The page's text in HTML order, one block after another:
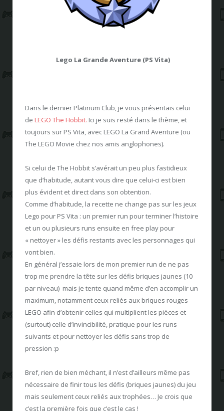
Lego La Grande Aventure (PS Vita)
Dans le dernier Platinum Club, je vous présentais celui
de LEGO The Hobbit. Ici je suis resté dans le thème, et
toujours sur PS Vita, avec LEGO La Grand Aventure (ou
The LEGO Movie chez nos amis anglophones).
Si celui de The Hobbit s’avérait un peu plus fastidieux
que d’habitude, autant vous dire que celui-ci est bien
plus évident et direct dans son obtention.
Comme d’habitude, la recette ne change pas sur les jeux
Lego pour PS Vita : un premier run pour terminer l’histoire
et un ou plusieurs runs ensuite en free play pour
« nettoyer » les défis restants avec les personnages qui
vont bien.
En général j’essaie lors de mon premier run de ne pas
trop me prendre la tête sur les défis briques jaunes (10
par niveau) mais je tente quand même d’en accomplir un
maximum, notamment ceux reliés aux briques rouges
LEGO afin d’obtenir celles qui multiplient les pièces et
(surtout) celle d’invincibilité, pratique pour les runs
suivants et pour nettoyer les défis sans trop de
pression :p
Bref, rien de bien méchant, il n’est d’ailleurs même pas
nécessaire de finir tous les défis (briques jaunes) du jeu
mais seulement ceux reliés aux trophées… Je crois que
c’est la première fois que c’est le cas !